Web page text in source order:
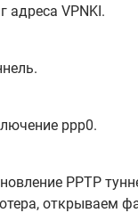
адреса VPNKI.
ppp0.
PPTP
открываем